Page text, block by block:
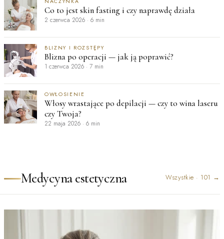
Co to jest skin fasting i czy naprawdę działa
2 czerwca 2026 · 6 min
BLIZNY I ROZSTĘPY
Blizna po operacji — jak ją poprawić?
1 czerwca 2026 · 7 min
OWŁOSIENIE
Włosy wrastające po depilacji — czy to wina laseru
czy Twoja?
22 maja 2026 · 6 min
Medycyna estetyczna Wszystkie · 101 →